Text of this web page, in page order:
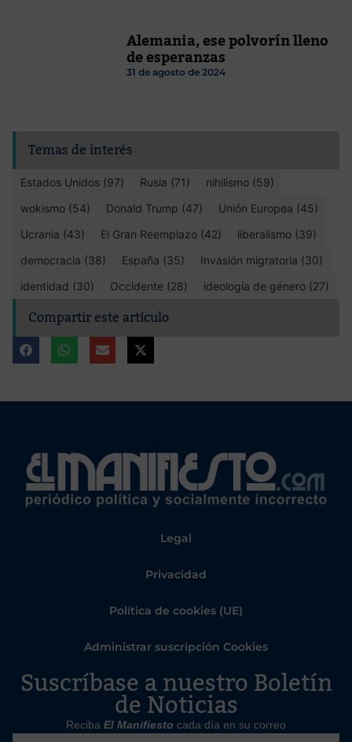
Alemania, ese polvorín lleno
de esperanzas
31 de agosto de 2024
Temas de interés
Estados Unidos (97) Rusia (71)
nihilismo (59)
wokismo (54)
Donald Trump (47)
Unión Europea (45)
Ucrania (43)
El Gran Reemplazo (42)
liberalismo (39)
democracia (38)
España (35)
Invasión migratoria (30)
identidad (30)
Occidente (28) ideología de género (27)
Compartir este artículo
Legal
Privacidad
Política de cookies (UE)
Administrar suscripción Cookies
Suscríbase a nuestro Boletín
de Noticias
Reciba El Manifiesto cada día en su correo